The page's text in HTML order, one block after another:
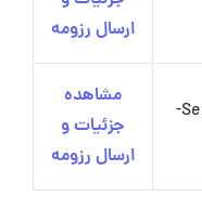
ارسال رزومه
Senior Laravel Backend Engineer-
مشاهده
جزئیات و
ارسال رزومه